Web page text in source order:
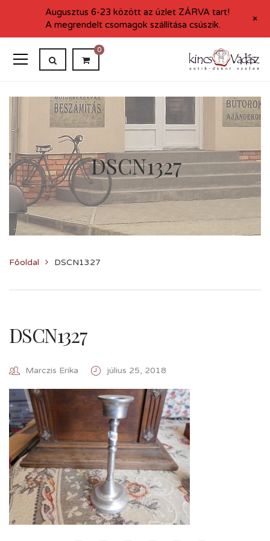
0
DSCN1327
Főoldal DSCN1327
DSCN1327
Marczis Erika július 25, 2018
Augusztus 6-23 között az üzlet ZÁRVA tart!
A megrendelt csomagok szállítása csúszik.
+